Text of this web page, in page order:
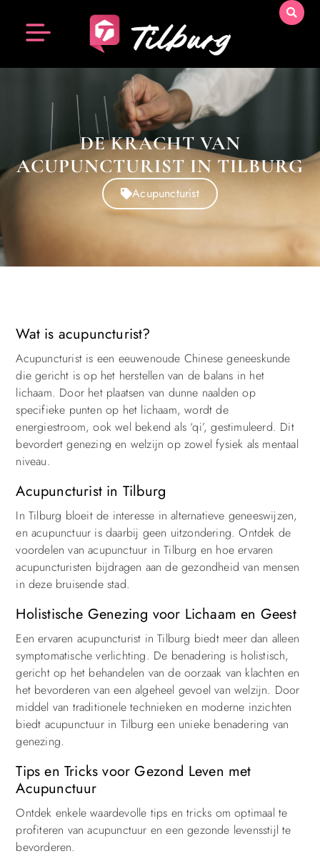
DE KRACHT VAN
ACUPUNCTURIST IN TILBURG
Acupuncturist
Wat is acupuncturist?
Acupuncturist is een eeuwenoude Chinese geneeskunde
die gericht is op het herstellen van de balans in het
lichaam. Door het plaatsen van dunne naalden op
specifieke punten op het lichaam, wordt de
energiestroom, ook wel bekend als ‘qi’, gestimuleerd. Dit
bevordert genezing en welzijn op zowel fysiek als mentaal
niveau.
Acupuncturist in Tilburg
In Tilburg bloeit de interesse in alternatieve geneeswijzen,
en acupunctuur is daarbij geen uitzondering. Ontdek de
voordelen van acupunctuur in Tilburg en hoe ervaren
acupuncturisten bijdragen aan de gezondheid van mensen
in deze bruisende stad.
Holistische Genezing voor Lichaam en Geest
Een ervaren acupuncturist in Tilburg biedt meer dan alleen
symptomatische verlichting. De benadering is holistisch,
gericht op het behandelen van de oorzaak van klachten en
het bevorderen van een algeheel gevoel van welzijn. Door
middel van traditionele technieken en moderne inzichten
biedt acupunctuur in Tilburg een unieke benadering van
genezing.
Tips en Tricks voor Gezond Leven met
Acupunctuur
Ontdek enkele waardevolle tips en tricks om optimaal te
profiteren van acupunctuur en een gezonde levensstijl te
bevorderen.